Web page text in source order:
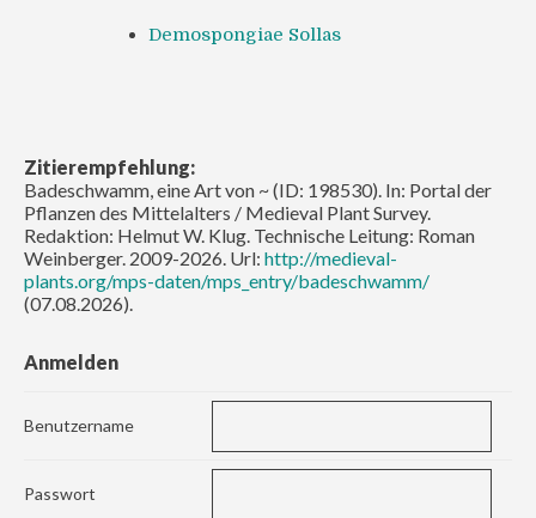
Demospongiae Sollas
Zitierempfehlung:
Badeschwamm, eine Art von ~ (ID: 198530). In: Portal der
Pflanzen des Mittelalters / Medieval Plant Survey.
Redaktion: Helmut W. Klug. Technische Leitung: Roman
Weinberger. 2009-2026. Url: http://medieval-
plants.org/mps-daten/mps_entry/badeschwamm/
(07.08.2026).
Anmelden
Benutzername
Passwort